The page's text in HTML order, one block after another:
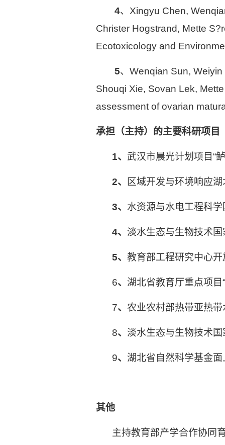
4、 Xingyu Chen,
Christer Hogstrand, Mette
Ecotoxicology and
5、 Wenqian Sun,
Shouqi Xie, Sovan Lek,
assessment of ovarian
承担（主持）的主要科研项目
1、 武汉市晨光计划项目“
2、 区域开发与环境响应
3、 水资源与水电工程科
4、 淡水生态与生物技术
5、 教育部工程研究中心
6、 湖北省教育厅重点项
7、 农业农村部热带亚热
8、 淡水生态与生物技术
9、 湖北省自然科学基金面
其他
主持教育部产学合作协同